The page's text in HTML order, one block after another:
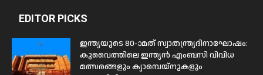
EDITOR PICKS
ഇന്ത്യയുടെ 80-ാമത് സ്വാതന്ത്ര്യദിനാഘോഷം:
കുവൈത്തിലെ ഇന്ത്യൻ എംബസി വിവിധ
മത്സരങ്ങളും ക്യാമ്പെയ്‌നുകളും